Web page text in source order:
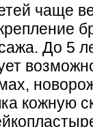
чаще
До 5
кожную